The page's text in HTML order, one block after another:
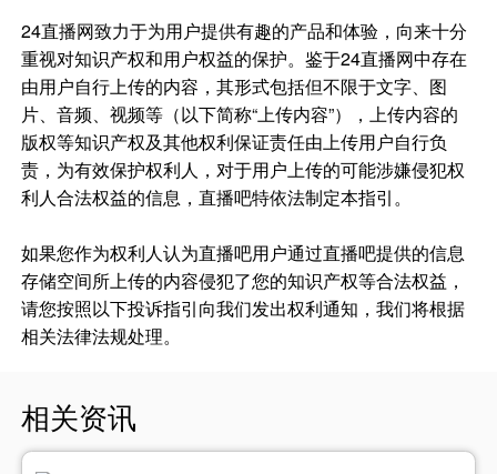
24直播网致力于为用户提供有趣的产品和体验，向来十分
重视对知识产权和用户权益的保护。鉴于24直播网中存在
由用户自行上传的内容，其形式包括但不限于文字、图
片、音频、视频等（以下简称“上传内容”），上传内容的
版权等知识产权及其他权利保证责任由上传用户自行负
责，为有效保护权利人，对于用户上传的可能涉嫌侵犯权
利人合法权益的信息，直播吧特依法制定本指引。
如果您作为权利人认为直播吧用户通过直播吧提供的信息
存储空间所上传的内容侵犯了您的知识产权等合法权益，
请您按照以下投诉指引向我们发出权利通知，我们将根据
相关法律法规处理。
相关资讯